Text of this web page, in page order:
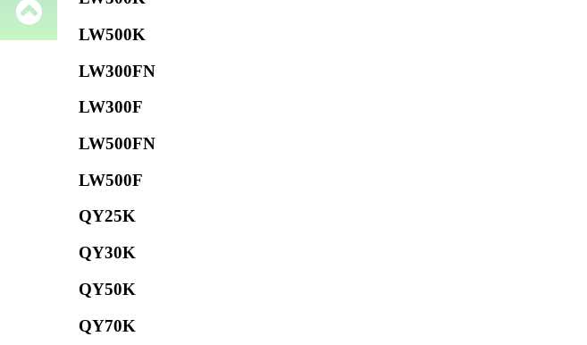
LW500K
LW300FN
LW300F
LW500FN
LW500F
QY25K
QY30K
QY50K
QY70K
Запчасти